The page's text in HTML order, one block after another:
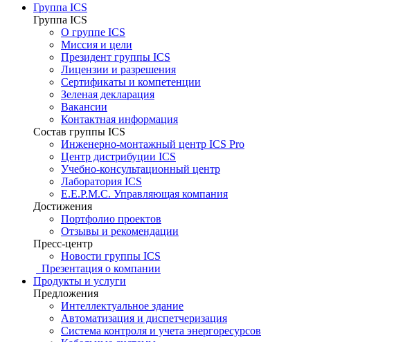
Группа ICS
Группа ICS
О группе ICS
Миссия и цели
Президент группы ICS
Лицензии и разрешения
Сертификаты и компетенции
Зеленая декларация
Вакансии
Контактная информация
Состав группы ICS
Инженерно-монтажный центр ICS Pro
Центр дистрибуции ICS
Учебно-консультационный центр
Лаборатория ICS
E.E.P.M.C. Управляющая компания
Достижения
Портфолио проектов
Отзывы и рекомендации
Пресс-центр
Новости группы ICS
Презентация о компании
Продукты и услуги
Предложения
Интеллектуальное здание
Автоматизация и диспетчеризация
Система контроля и учета энергоресурсов